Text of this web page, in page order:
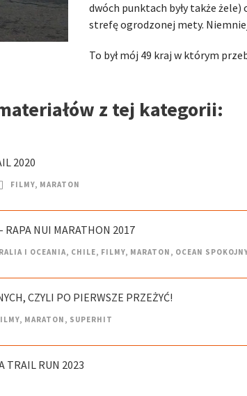
dwóch punktach były także
strefę ogrodzonej mety.
To był mój 49 kraj w którym
z tej kategorii:
2020
FILMY, MARATON
RAPA NUI MARATHON 2017
I OCEANIA, CHILE, FILMY, MARATON , OCEAN
CZYLI PO PIERWSZE PRZEŻYĆ!
, MARATON , SUPERHIT
TRAIL RUN 2023